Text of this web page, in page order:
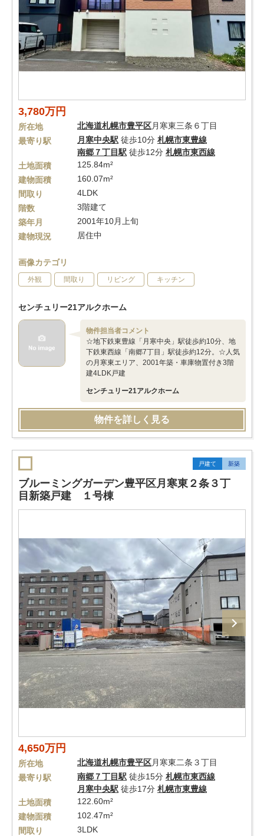
3,780万円
所在地 北海道札幌市豊平区月寒東三条６丁目
最寄り駅
月寒中央駅 徒歩10分 札幌市東豊線
南郷７丁目駅 徒歩12分 札幌市東西線
土地面積
125.84m²
建物面積
160.07m²
間取り
4LDK
階数
3階建て
築年月
2001年10月上旬
建物現況
居住中
画像カテゴリ
外観 間取り リビング キッチン
センチュリー21アルクホーム
物件担当者コメント
☆地下鉄東豊線「月寒中央」駅徒歩約10分、地
下鉄東西線「南郷7丁目」駅徒歩約12分。☆人気
の月寒東エリア、2001年築・車庫物置付き3階
建4LDK戸建
センチュリー21アルクホーム
物件を詳しく見る
戸建て 新築
ブルーミングガーデン豊平区月寒東２条３丁
目新築戸建 １号棟
4,650万円
所在地 北海道札幌市豊平区月寒東二条３丁目
最寄り駅
南郷７丁目駅 徒歩15分 札幌市東西線
月寒中央駅 徒歩17分 札幌市東豊線
土地面積
122.60m²
建物面積
102.47m²
間取り
3LDK